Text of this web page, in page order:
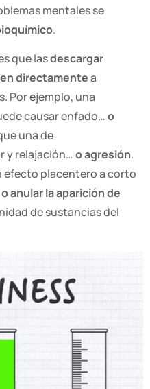
mentales se
.
que lasdescargar
directamentea
Por ejemplo, una
causar enfado…o
una de
y relajación…o agresión.
efecto placentero a corto
o anular la aparición de
de sustancias del